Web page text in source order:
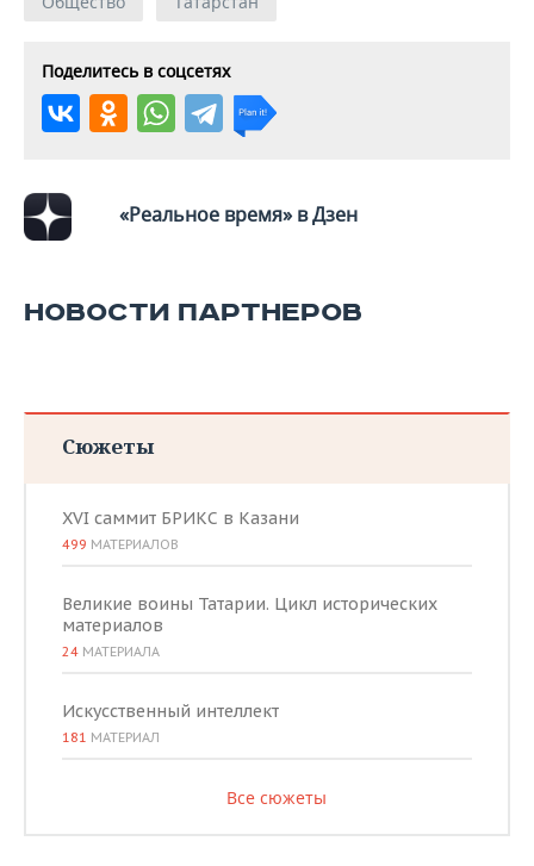
ХОККЕЙ С МЯЧОМ
ПРОИСШЕСТВИЯ
Поделитесь в соцсетях
«Реальное время» в Дзен
НОВОСТИ ПАРТНЕРОВ
Сюжеты
XVI саммит БРИКС в Казани
499 МАТЕРИАЛОВ
Великие воины Татарии. Цикл исторических
материалов
24 МАТЕРИАЛА
Искусственный интеллект
181 МАТЕРИАЛ
Все сюжеты